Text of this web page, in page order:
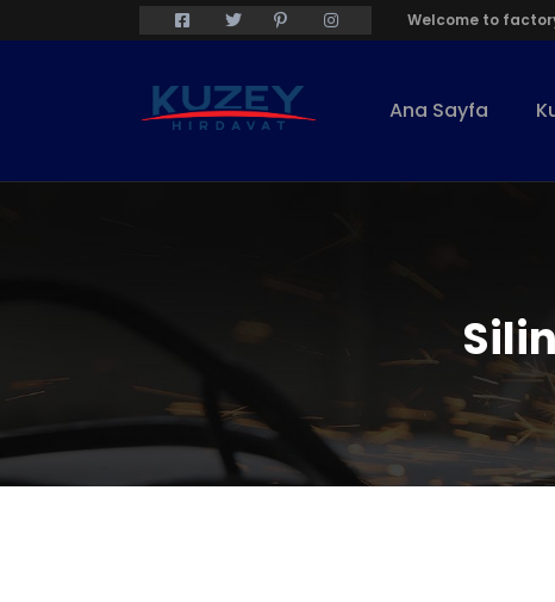
Welcome to
Ana Sayfa